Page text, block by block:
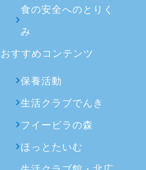
食の安全へのとりく
み
おすすめコンテンツ
保養活動
生活クラブでんき
フイービラの森
ほっとたいむ